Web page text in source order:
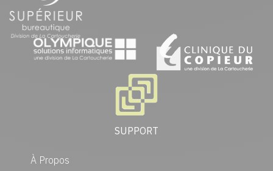
SUPPORT
À Propos